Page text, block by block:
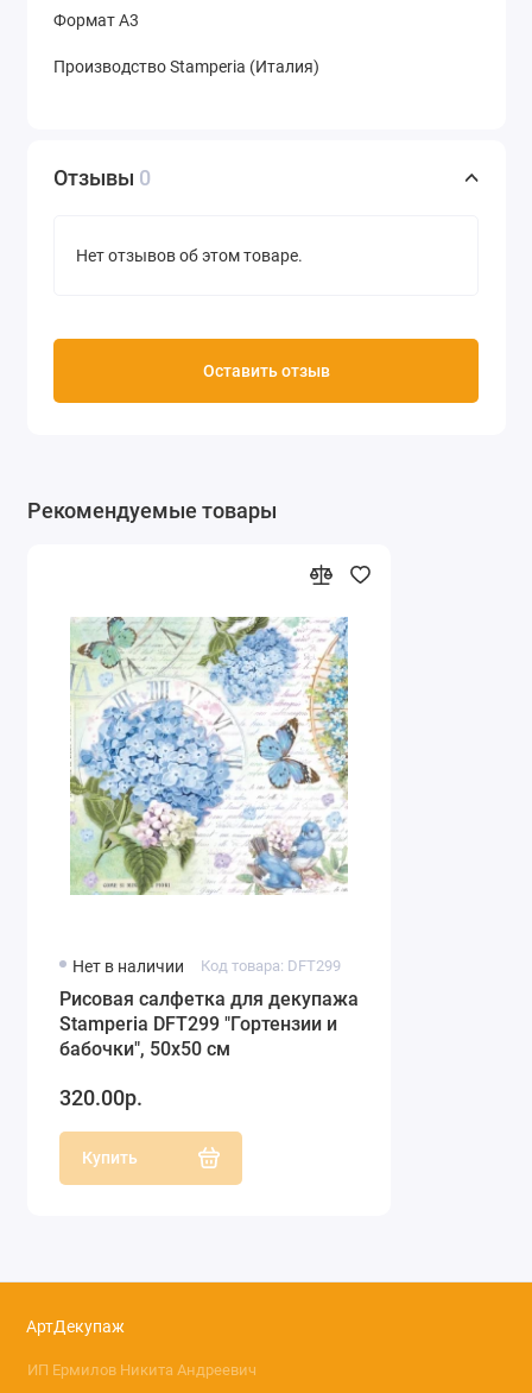
Формат А3
Производство Stamperia (Италия)
Отзывы 0
Нет отзывов об этом товаре.
Оставить отзыв
Рекомендуемые товары
Нет в наличии Код товара: DFT299
Рисовая салфетка для декупажа
Stamperia DFT299 "Гортензии и
бабочки", 50х50 см
320.00р.
Купить
АртДекупаж
ИП Ермилов Никита Андреевич